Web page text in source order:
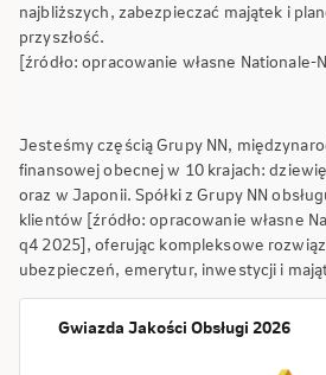
najbliższych, zabezpieczać majątek i
przyszłość.
[źródło: opracowanie własne
Jesteśmy częścią Grupy NN,
finansowej obecnej w 10 krajach:
oraz w Japonii. Spółki z Grupy NN
klientów [źródło: opracowanie własne
q4 2025], oferując kompleksowe
ubezpieczeń, emerytur, inwestycji i
Gwiazda Jakości Obsługi 2026